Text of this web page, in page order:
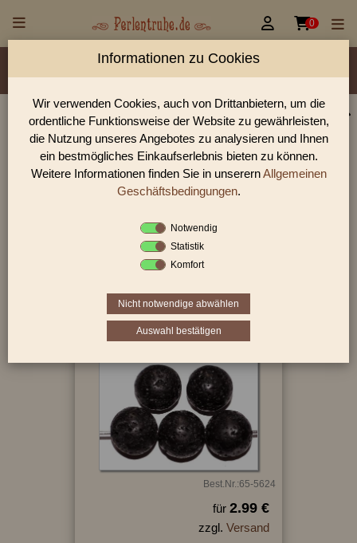
 0
Material/Glassorte Sorte/Form Farbe
Lochdurchmesser
Perlen Shop für Steinperlen / Stone Beads sonstige
In unserem Perlen Shop finden sie zahlreich Steinperlen /
Stone Beads sonstige und viele weiter Glasperlen.
Sie befinden sich in folgender Kategorie:
Steinperlen / Stone Beads|Steinperlen sonstige
Best.Nr.:65-5624
für 2.99 €
zzgl. Versand
Informationen zu Cookies
Wir verwenden Cookies, auch von Drittanbietern, um die
ordentliche Funktionsweise der Website zu gewährleisten,
die Nutzung unseres Angebotes zu analysieren und Ihnen
ein bestmögliches Einkaufserlebnis bieten zu können.
Weitere Informationen finden Sie in unserernAllgemeinen
Geschäftsbedingungen.
Notwendig
Statistik
Komfort
Nicht notwendige abwählen
Auswahl bestätigen